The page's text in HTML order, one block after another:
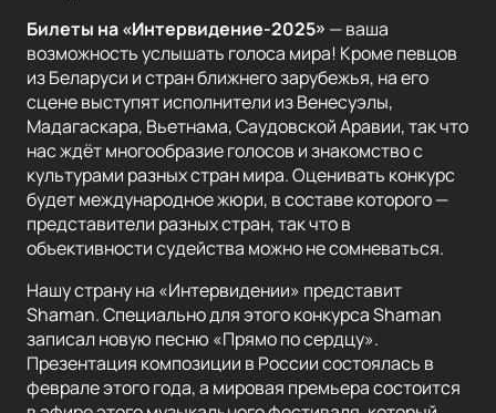
Билеты на «Интервидение-2025» — ваша
возможность услышать голоса мира! Кроме певцов
из Беларуси и стран ближнего зарубежья, на его
сцене выступят исполнители из Венесуэлы,
Мадагаскара, Вьетнама, Саудовской Аравии, так что
нас ждёт многообразие голосов и знакомство с
культурами разных стран мира. Оценивать конкурс
будет международное жюри, в составе которого —
представители разных стран, так что в
объективности судейства можно не сомневаться.
Нашу страну на «Интервидении» представит
Shaman. Специально для этого конкурса Shaman
записал новую песню «Прямо по сердцу».
Презентация композиции в России состоялась в
феврале этого года, а мировая премьера состоится